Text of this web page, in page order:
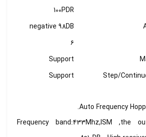
100PDR
negative 98DB
۶
Support
Step/
Support
Frequency band:433Mhz,ISM ,the